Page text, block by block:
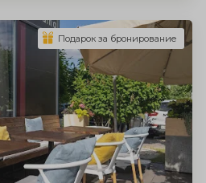
Подарок за бронирование